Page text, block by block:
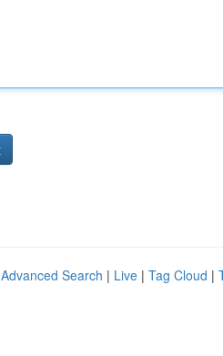
Advanced Search | Live | Tag Cloud |